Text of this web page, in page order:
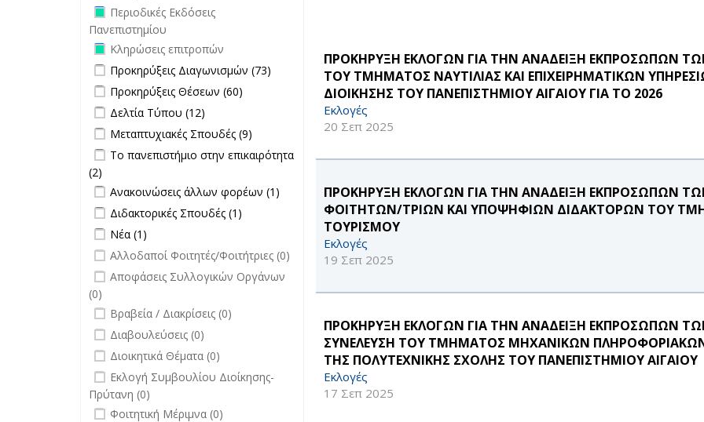
ΠΡΟΚΗΡΥΞΗ ΕΚΛΟΓΩΝ ΓΙΑ ΤΗΝ ΑΝΑΔΕΙΞΗ ΕΚΠΡΟΣΩΠΩΝ
ΤΟΥ ΤΜΗΜΑΤΟΣ ΝΑΥΤΙΛΙΑΣ ΚΑΙ ΕΠΙΧΕΙΡΗΜΑΤΙΚΩΝ
ΔΙΟΙΚΗΣΗΣ ΤΟΥ ΠΑΝΕΠΙΣΤΗΜΙΟΥ ΑΙΓΑΙΟΥ ΓΙΑ ΤΟ 2026
Εκλογές
20 Σεπ 2025
ΠΡΟΚΗΡΥΞΗ ΕΚΛΟΓΩΝ ΓΙΑ ΤΗΝ ΑΝΑΔΕΙΞΗ ΕΚΠΡΟΣΩΠΩΝ
ΦΟΙΤΗΤΩΝ/ΤΡΙΩΝ ΚΑΙ ΥΠΟΨΗΦΙΩΝ ΔΙΔΑΚΤΟΡΩΝ ΤΟΥ
ΤΟΥΡΙΣΜΟΥ
Εκλογές
19 Σεπ 2025
ΠΡΟΚΗΡΥΞΗ ΕΚΛΟΓΩΝ ΓΙΑ ΤΗΝ ΑΝΑΔΕΙΞΗ ΕΚΠΡΟΣΩΠΩΝ
ΣΥΝΕΛΕΥΣΗ ΤΟΥ ΤΜΗΜΑΤΟΣ ΜΗΧΑΝΙΚΩΝ
ΤΗΣ ΠΟΛΥΤΕΧΝΙΚΗΣ ΣΧΟΛΗΣ ΤΟΥ ΠΑΝΕΠΙΣΤΗΜΙΟΥ ΑΙΓΑΙΟΥ
Εκλογές
17 Σεπ 2025
Remove Περιοδικές Εκδόσεις
Πανεπιστημίου filter
Περιοδικές Εκδόσεις
Πανεπιστημίου
Remove Κληρώσεις επιτροπών filter
Κληρώσεις επιτροπών
Apply Προκηρύξεις Διαγωνισμών
filter
Προκηρύξεις Διαγωνισμών (73)
Προκηρύξεις
Διαγωνισμών
Apply Προκηρύξεις Θέσεων filter
Προκηρύξεις Θέσεων (60)
filter
Apply Δελτία Τύπου filter
Δελτία Τύπου (12)
Apply Μεταπτυχιακές Σπουδές filter
Μεταπτυχιακές Σπουδές (9)
Σπουδές filter
Apply Το πανεπιστήμιο στην
επικαιρότητα filter
Το πανεπιστήμιο στην επικαιρότητα
(2)
επικαιρότητα filter
Apply Ανακοινώσεις άλλων φορέων
filter
Ανακοινώσεις άλλων φορέων (1)
Ανακοινώσεις
φορέων filter
Apply Διδακτορικές Σπουδές filter
Διδακτορικές Σπουδές (1)
filter
Apply Νέα filter
Νέα (1)
undefined
Αλλοδαποί Φοιτητές/Φοιτήτριες (0)
undefined
Αποφάσεις Συλλογικών Οργάνων
(0)
undefined
Βραβεία / Διακρίσεις (0)
undefined
Διαβουλεύσεις (0)
undefined
Διοικητικά Θέματα (0)
undefined
Εκλογή Συμβουλίου Διοίκησης-
Πρύτανη (0)
undefined
Φοιτητική Μέριμνα (0)